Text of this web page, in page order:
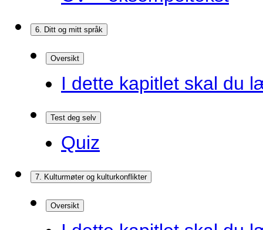
6. Ditt og mitt språk
Oversikt
I dette kapitlet skal du
Test deg selv
Quiz
7. Kulturmøter og kulturkonflikter
Oversikt